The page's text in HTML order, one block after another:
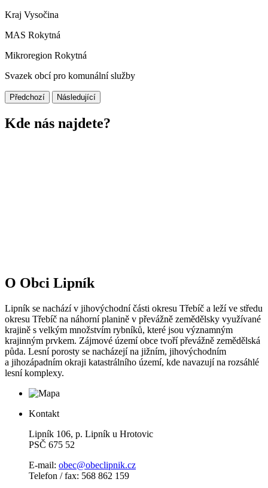
Kraj Vysočina
MAS Rokytná
Mikroregion Rokytná
Svazek obcí pro komunální služby
Předchozí Následující
Kde nás najdete?
O Obci Lipník
Lipník se nachází v jihovýchodní části okresu Třebíč a leží ve středu
okresu Třebíč na náhorní planině v převážně zemědělsky využívané
krajině s velkým množstvím rybníků, které jsou významným
krajinným prvkem. Zájmové území obce tvoří převážně zemědělská
půda. Lesní porosty se nacházejí na jižním, jihovýchodním
a jihozápadním okraji katastrálního území, kde navazují na rozsáhlé
lesní komplexy.
Kontakt
Lipník 106, p. Lipník u Hrotovic
PSČ 675 52
E-mail: obec@obeclipnik.cz
Telefon / fax: 568 862 159